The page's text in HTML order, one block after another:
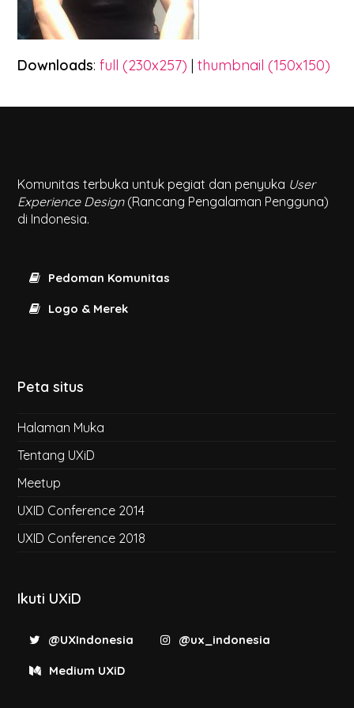
Downloads:full (230x257) |thumbnail (150x150)
Komunitas terbuka untuk pegiat dan penyuka User
Experience Design(Rancang Pengalaman Pengguna)
di Indonesia.
Pedoman Komunitas
Logo & Merek
Peta situs
Halaman Muka
Tentang UXiD
Meetup
UXID Conference 2014
UXID Conference 2018
Ikuti UXiD
@UXIndonesia @ux_indonesia
Medium UXiD